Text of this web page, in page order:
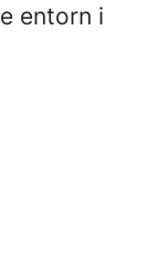
entorn i